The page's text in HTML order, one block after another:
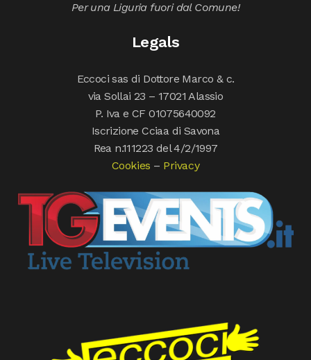
Per una Liguria fuori dal Comune!
Legals
Eccoci sas di Dottore Marco & c.
via Sollai 23 – 17021 Alassio
P. Iva e CF 01075640092
Iscrizione Cciaa di Savona
Rea n.111223 del 4/2/1997
Cookies – Privacy